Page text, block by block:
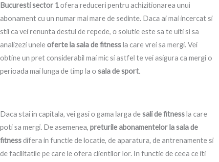
Bucurestisector 1ofera reduceri pentru achizitionarea unui
abonament cu un numar mai mare de sedinte. Daca ai mai incercat si
stii ca vei renunta destul de repede, o solutie este sa te uiti si sa
analizezi uneleoferte la sala de fitnessla care vrei sa mergi. Vei
obtine un pret considerabil mai mic si astfel te vei asigura ca mergi o
perioada mai lunga de timp la o sala de sport.
Daca stai in capitala, vei gasi o gama larga desali de fitnessla care
poti sa mergi. De asemenea, preturile abonamentelor la sala de
fitnessdifera in functie de locatie, de aparatura, de antrenamente si
de facilitatile pe care le ofera clientilor lor. In functie de ceea ce iti